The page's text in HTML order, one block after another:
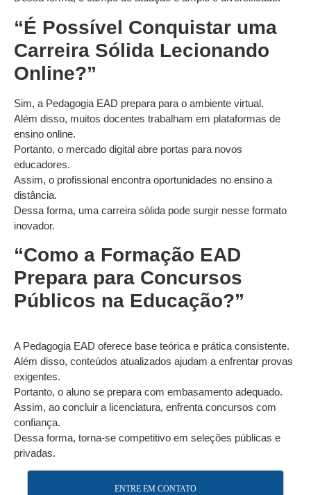
“É Possível Conquistar uma
Carreira Sólida Lecionando
Online?”
Sim, a Pedagogia EAD prepara para o ambiente virtual.
Além disso, muitos docentes trabalham em plataformas de
ensino online.
Portanto, o mercado digital abre portas para novos
educadores.
Assim, o profissional encontra oportunidades no ensino a
distância.
Dessa forma, uma carreira sólida pode surgir nesse formato
inovador.
“Como a Formação EAD
Prepara para Concursos
Públicos na Educação?”
A Pedagogia EAD oferece base teórica e prática consistente.
Além disso, conteúdos atualizados ajudam a enfrentar provas
exigentes.
Portanto, o aluno se prepara com embasamento adequado.
Assim, ao concluir a licenciatura, enfrenta concursos com
confiança.
Dessa forma, torna-se competitivo em seleções públicas e
privadas.
ENTRE EM CONTATO